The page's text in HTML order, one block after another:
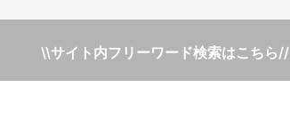
\\サイト内フリーワード検索はこちら//